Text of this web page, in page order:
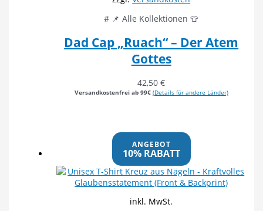
# 📌 Alle Kollektionen 👕
Dad Cap „Ruach“ – Der Atem
Gottes
42,50€
Versandkostenfrei ab 99€ (Details für andere Länder)
ANGEBOT
10% RABATT
inkl. MwSt.